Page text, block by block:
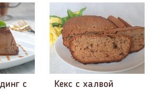
с
Кекс с халвой